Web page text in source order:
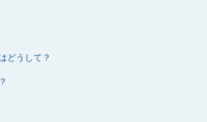
どうして？